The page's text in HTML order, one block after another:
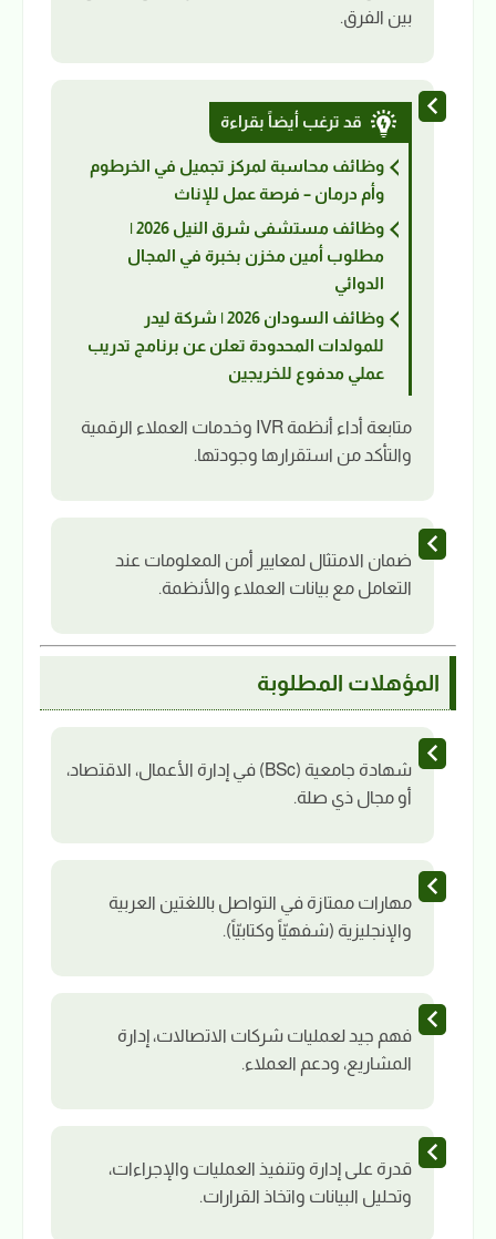
بين الفرق.
قد ترغب أيضاً بقراءة
وظائف محاسبة لمركز تجميل في الخرطوم
وأم درمان – فرصة عمل للإناث
وظائف مستشفى شرق النيل 2026 |
مطلوب أمين مخزن بخبرة في المجال
الدوائي
وظائف السودان 2026 | شركة ليدر
للمولدات المحدودة تعلن عن برنامج تدريب
عملي مدفوع للخريجين
متابعة أداء أنظمة IVR وخدمات العملاء الرقمية
والتأكد من استقرارها وجودتها.
ضمان الامتثال لمعايير أمن المعلومات عند
التعامل مع بيانات العملاء والأنظمة.
المؤهلات المطلوبة
شهادة جامعية (BSc) في إدارة الأعمال، الاقتصاد،
أو مجال ذي صلة.
مهارات ممتازة في التواصل باللغتين العربية
والإنجليزية (شفهيّاً وكتابيّاً).
فهم جيد لعمليات شركات الاتصالات، إدارة
المشاريع، ودعم العملاء.
قدرة على إدارة وتنفيذ العمليات والإجراءات،
وتحليل البيانات واتخاذ القرارات.